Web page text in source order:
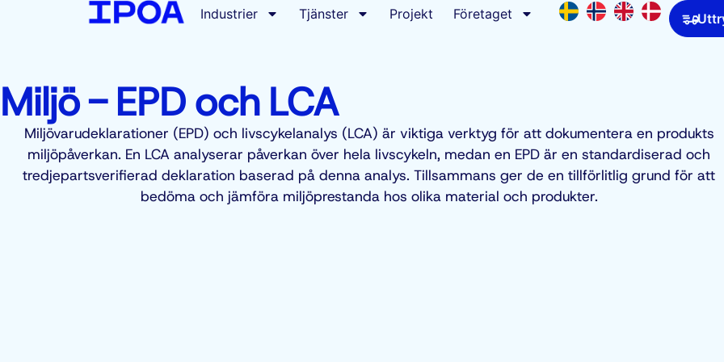
Industrier Tjänster Projekt Företaget
Miljö - EPD och LCA
Miljövarudeklarationer (EPD) och livscykelanalys (LCA) är viktiga verktyg för att dokumentera en produkts
miljöpåverkan. En LCA analyserar påverkan över hela livscykeln, medan en EPD är en standardiserad och
tredjepartsverifierad deklaration baserad på denna analys. Tillsammans ger de en tillförlitlig grund för att
bedöma och jämföra miljöprestanda hos olika material och produkter.